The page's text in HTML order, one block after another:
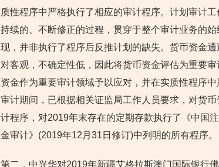
质性程序中严格执行了相应的审计程序。计划审计
持续的、不断修正的过程，贯穿于整个审计业务的
现，并非执行了程序后反推计划的缺失。货币资金
对客观，不确定性低，因此将货币资金评估为重要
资金作为重要审计领域予以应对，并在实质性程序
审计期间，已根据相关证监局工作人员要求，对货
计程序，对2019年末存在的定期存款执行了《中国
金审计》(2019年12月31日修订)中列明的所有程序。
第二，中兴华对2019年新疆艾格拉斯澳门国际银行